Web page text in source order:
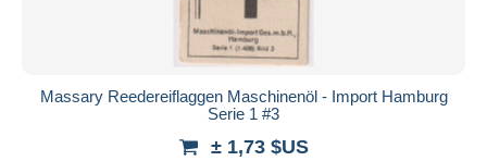
Massary Reedereiflaggen Maschinenöl - Import Hamburg
Serie 1 #3
± 1,73 $US